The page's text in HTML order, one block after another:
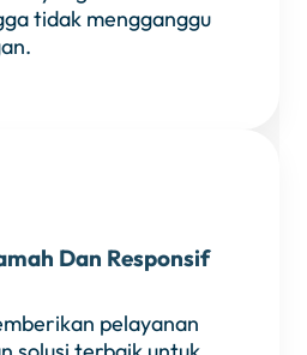
tidak mengganggu
Dan Responsif
pelayanan